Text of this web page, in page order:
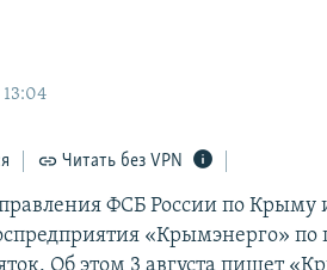
13:04
Читать без VPN
ФСБ России по Крыму
«Крымэнерго»